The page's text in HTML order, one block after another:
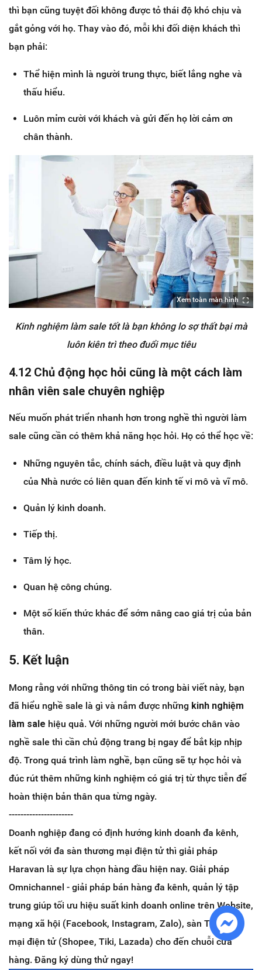
thì bạn cũng tuyệt đối không được tỏ thái độ khó chịu và
gắt gỏng với họ. Thay vào đó, mỗi khi đối diện khách thì
bạn phải:
Thể hiện mình là người trung thực, biết lắng nghe và
thấu hiểu.
Luôn mỉm cười với khách và gửi đến họ lời cảm ơn
chân thành.
Xem toàn màn hình
Kinh nghiệm làm sale tốt là bạn không lo sợ thất bại mà
luôn kiên trì theo đuổi mục tiêu
4.12 Chủ động học hỏi cũng là một cách làm
nhân viên sale chuyên nghiệp
Nếu muốn phát triển nhanh hơn trong nghề thì người làm
sale cũng cần có thêm khả năng học hỏi. Họ có thể học về:
Những nguyên tắc, chính sách, điều luật và quy định
của Nhà nước có liên quan đến kinh tế vi mô và vĩ mô.
Quản lý kinh doanh.
Tiếp thị.
Tâm lý học.
Quan hệ công chúng.
Một số kiến thức khác để sớm nâng cao giá trị của bản
thân.
5. Kết luận
Mong rằng với những thông tin có trong bài viết này, bạn
đã hiểu nghề sale là gì và nắm được những kinh nghiệm
làm sale hiệu quả. Với những người mới bước chân vào
nghề sale thì cần chủ động trang bị ngay để bắt kịp nhịp
độ. Trong quá trình làm nghề, bạn cũng sẽ tự học hỏi và
đúc rút thêm những kinh nghiệm có giá trị từ thực tiễn để
hoàn thiện bản thân qua từng ngày.
----------------------
Doanh nghiệp đang có định hướng kinh doanh đa kênh,
kết nối với đa sàn thương mại điện tử thì giải pháp
Haravan là sự lựa chọn hàng đầu hiện nay. Giải pháp
Omnichannel - giải pháp bán hàng đa kênh, quản lý tập
trung giúp tối ưu hiệu suất kinh doanh online trên Website,
mạng xã hội (Facebook, Instagram, Zalo), sàn Thương
mại điện tử (Shopee, Tiki, Lazada) cho đến chuỗi cửa
hàng. Đăng ký dùng thử ngay!